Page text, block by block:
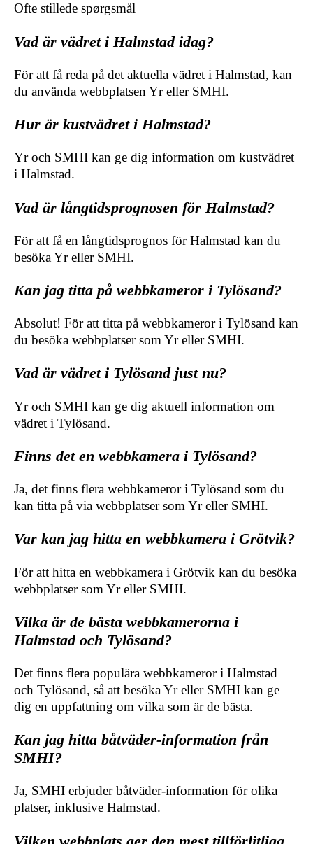
Ofte stillede spørgsmål
Vad är vädret i Halmstad idag?
För att få reda på det aktuella vädret i Halmstad, kan
du använda webbplatsen Yr eller SMHI.
Hur är kustvädret i Halmstad?
Yr och SMHI kan ge dig information om kustvädret
i Halmstad.
Vad är långtidsprognosen för Halmstad?
För att få en långtidsprognos för Halmstad kan du
besöka Yr eller SMHI.
Kan jag titta på webbkameror i Tylösand?
Absolut! För att titta på webbkameror i Tylösand kan
du besöka webbplatser som Yr eller SMHI.
Vad är vädret i Tylösand just nu?
Yr och SMHI kan ge dig aktuell information om
vädret i Tylösand.
Finns det en webbkamera i Tylösand?
Ja, det finns flera webbkameror i Tylösand som du
kan titta på via webbplatser som Yr eller SMHI.
Var kan jag hitta en webbkamera i Grötvik?
För att hitta en webbkamera i Grötvik kan du besöka
webbplatser som Yr eller SMHI.
Vilka är de bästa webbkamerorna i
Halmstad och Tylösand?
Det finns flera populära webbkameror i Halmstad
och Tylösand, så att besöka Yr eller SMHI kan ge
dig en uppfattning om vilka som är de bästa.
Kan jag hitta båtväder-information från
SMHI?
Ja, SMHI erbjuder båtväder-information för olika
platser, inklusive Halmstad.